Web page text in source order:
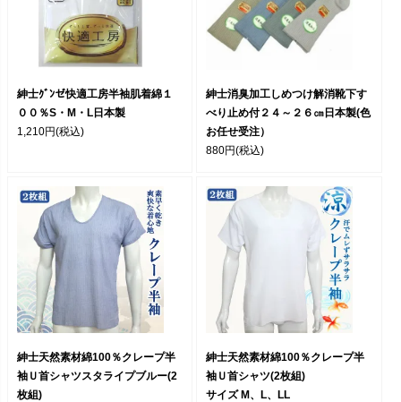
紳士ｸﾞﾝゼ快適工房半袖肌着綿１
００％S・M・L日本製
1,210円(税込)
紳士消臭加工しめつけ解消靴下す
べり止め付２４～２６㎝日本製(色
お任せ受注）
880円(税込)
紳士天然素材綿100％クレープ半
袖Ｕ首シャツスタライプブルー(2
枚組)
紳士天然素材綿100％クレープ半
袖Ｕ首シャツ(2枚組)
サイズ M、L、LL